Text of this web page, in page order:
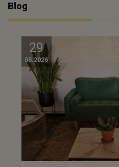
Blog
29
05.2026